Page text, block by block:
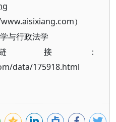
）
与行政法学
接：
data/175918.html